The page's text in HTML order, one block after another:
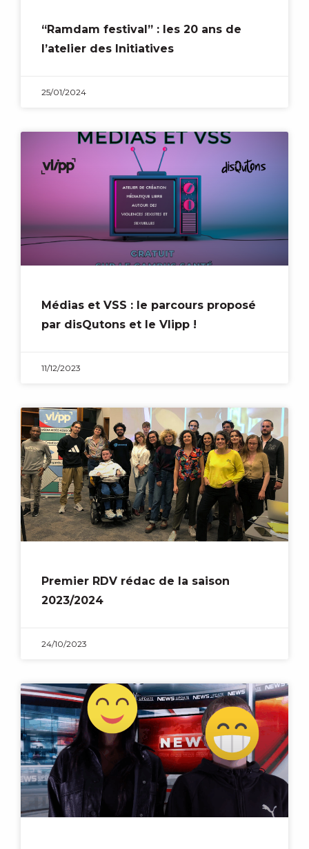
“Ramdam festival” : les 20 ans de
l’atelier des Initiatives
25/01/2024
Médias et VSS : le parcours proposé
par disQutons et le Vlipp !
11/12/2023
Premier RDV rédac de la saison
2023/2024
24/10/2023